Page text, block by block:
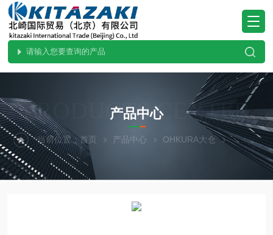
PRODUCTS CENTER
产品中心
当前位置：首页 产品中心 OHKURA大仓 水位计